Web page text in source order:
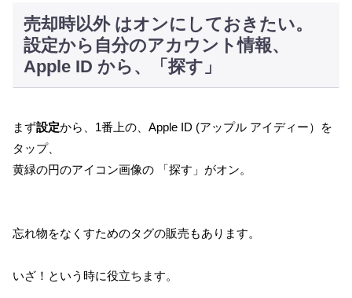
売却時以外 はオンにしておきたい。
設定から自分のアカウント情報、
Apple ID から、「探す」
まず設定から、1番上の、Apple ID (アップル アイディー）を
タップ、
黄緑の円のアイコン画像の 「探す」がオン。
忘れ物をなくすためのタグの販売もあります。
いざ！という時に役立ちます。